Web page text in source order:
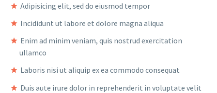
Adipisicing elit, sed do eiusmod tempor
Incididunt ut labore et dolore magna aliqua
Enim ad minim veniam, quis nostrud exercitation
ullamco
Laboris nisi ut aliquip ex ea commodo consequat
Duis aute irure dolor in reprehenderit in voluptate velit